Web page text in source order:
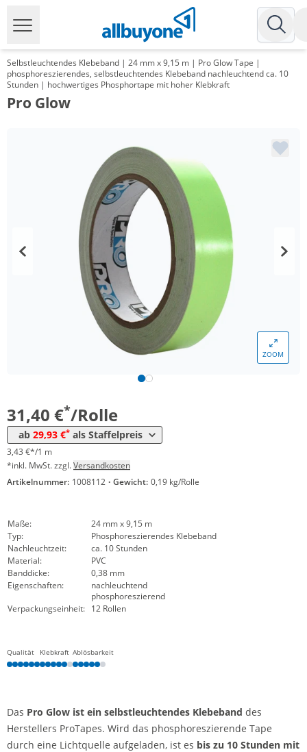
Selbstleuchtendes Klebeband | 24 mm x 9,15 m | Pro Glow Tape |
phosphoreszierendes, selbstleuchtendes Klebeband nachleuchtend ca. 10
Stunden | hochwertiges Phosphortape mit hoher Klebkraft
Pro Glow
ZOOM
31,40 €*/Rolle
ab 29,93 €* als Staffelpreis
3,43 €*/1 m
*inkl. MwSt. zzgl.Versandkosten
Artikelnummer: 1008112 · Gewicht: 0,19 kg/Rolle
Maße:
24 mm x 9,15 m
Typ:
Phosphoreszierendes Klebeband
Nachleuchtzeit:
ca. 10 Stunden
Material:
PVC
Banddicke:
0,38 mm
Eigenschaften:
nachleuchtend
phosphoreszierend
Verpackungseinheit: 12 Rollen
Qualität Klebkraft Ablösbarkeit
Das Pro Glow ist ein selbstleuchtendes Klebeband des
Herstellers ProTapes. Wird das phosphoreszierende Tape
durch eine Lichtquelle aufgeladen, ist es bis zu 10 Stunden mit